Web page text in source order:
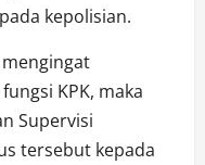
kepolisian.
KPK, maka
Supervisi
tersebut kepada